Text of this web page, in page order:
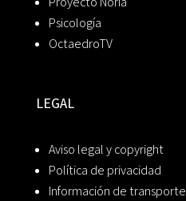
Psicología
OctaedroTV
LEGAL
Aviso legal y copyright
Política de privacidad
Información de transporte